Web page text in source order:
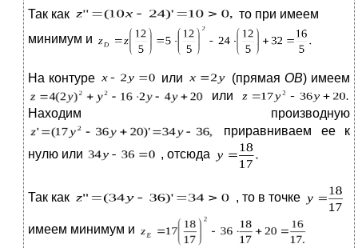
Так как
то при имеем
минимум и
На контуре или (прямая ОВ) имеем
или
Находим производную
приравниваем ее к
нулю или
, отсюда
Так как , то в точке
имеем минимум и